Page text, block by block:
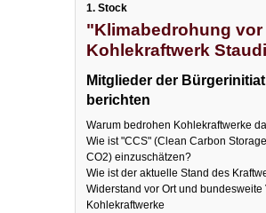
1. Stock
"Klimabedrohung
Kohlekraftwerk
Mitglieder der
berichten
Warum bedrohen Kohlekraftwerke
Wie ist "CCS" (Clean Carbon
CO2) einzuschätzen?
Wie ist der aktuelle Stand des
Widerstand vor Ort und
Kohlekraftwerke